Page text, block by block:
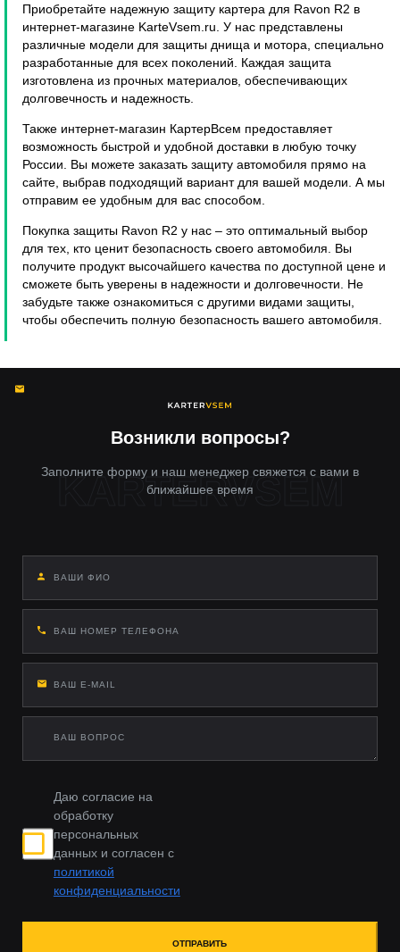
Приобретайте надежную защиту картера для Ravon R2 в
интернет-магазине KarteVsem.ru. У нас представлены
различные модели для защиты днища и мотора, специально
разработанные для всех поколений. Каждая защита
изготовлена из прочных материалов, обеспечивающих
долговечность и надежность.
Также интернет-магазин КартерВсем предоставляет
возможность быстрой и удобной доставки в любую точку
России. Вы можете заказать защиту автомобиля прямо на
сайте, выбрав подходящий вариант для вашей модели. А мы
отправим ее удобным для вас способом.
Покупка защиты Ravon R2 у нас – это оптимальный выбор
для тех, кто ценит безопасность своего автомобиля. Вы
получите продукт высочайшего качества по доступной цене и
сможете быть уверены в надежности и долговечности. Не
забудьте также ознакомиться с другими видами защиты,
чтобы обеспечить полную безопасность вашего автомобиля.
Возникли вопросы?
Заполните форму и наш менеджер свяжется с вами в
ближайшее время
Даю согласие на
обработку
персональных
данных и согласен с
политикой
конфиденциальности
ОТПРАВИТЬ